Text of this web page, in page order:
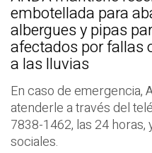
embotellada para
albergues y pipas
afectados por fallas
a las lluvias
En caso de emergencia,
atenderle a través del
7838-1462, las 24
sociales.